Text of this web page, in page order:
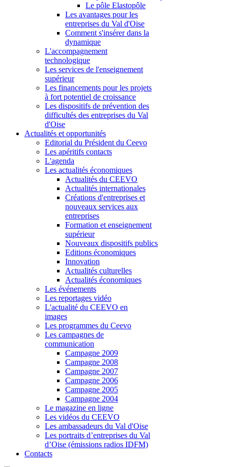
Le pôle Elastopôle
Les avantages pour les
entreprises du Val d'Oise
Comment s'insérer dans la
dynamique
L'accompagnement
technologique
Les services de l'enseignement
supérieur
Les financements pour les projets
à fort potentiel de croissance
Les dispositifs de prévention des
difficultés des entreprises du Val
d'Oise
Actualités et opportunités
Editorial du Président du Ceevo
Les apéritifs contacts
L'agenda
Les actualités économiques
Actualités du CEEVO
Actualités internationales
Créations d'entreprises et
nouveaux services aux
entreprises
Formation et enseignement
supérieur
Nouveaux dispositifs publics
Editions économiques
Innovation
Actualités culturelles
Actualités économiques
Les événements
Les reportages vidéo
L'actualité du CEEVO en
images
Les programmes du Ceevo
Les campagnes de
communication
Campagne 2009
Campagne 2008
Campagne 2007
Campagne 2006
Campagne 2005
Campagne 2004
Le magazine en ligne
Les vidéos du CEEVO
Les ambassadeurs du Val d'Oise
Les portraits d’entreprises du Val
d’Oise (émissions radios IDFM)
Contacts